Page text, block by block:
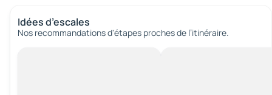
Idées d’escales
Nos recommandations d'étapes proches de l’itinéraire.